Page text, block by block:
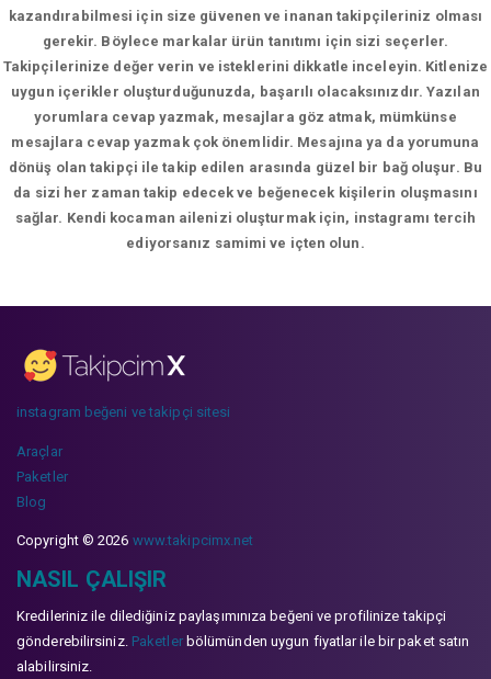
kazandırabilmesi için size güvenen ve inanan takipçileriniz olması
gerekir. Böylece markalar ürün tanıtımı için sizi seçerler.
Takipçilerinize değer verin ve isteklerini dikkatle inceleyin. Kitlenize
uygun içerikler oluşturduğunuzda, başarılı olacaksınızdır. Yazılan
yorumlara cevap yazmak, mesajlara göz atmak, mümkünse
mesajlara cevap yazmak çok önemlidir. Mesajına ya da yorumuna
dönüş olan takipçi ile takip edilen arasında güzel bir bağ oluşur. Bu
da sizi her zaman takip edecek ve beğenecek kişilerin oluşmasını
sağlar. Kendi kocaman ailenizi oluşturmak için, instagramı tercih
ediyorsanız samimi ve içten olun.
instagram beğeni ve takipçi sitesi
Araçlar
Paketler
Blog
Copyright © 2026 www.takipcimx.net
NASIL ÇALIŞIR
Kredileriniz ile dilediğiniz paylaşımınıza beğeni ve profilinize takipçi
gönderebilirsiniz. Paketlerbölümünden uygun fiyatlar ile bir paket satın
alabilirsiniz.